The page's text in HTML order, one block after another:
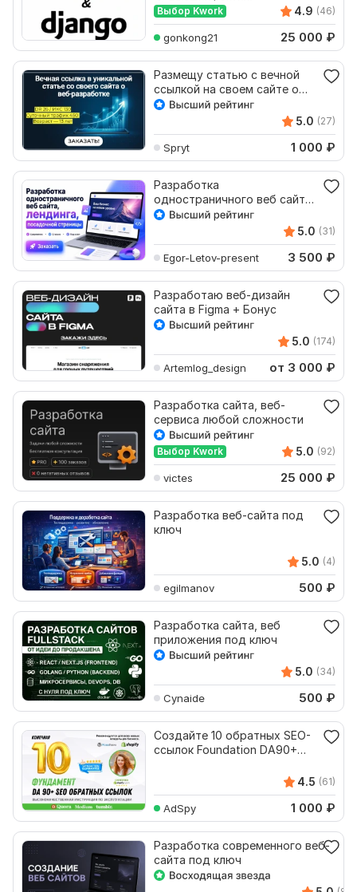
Выбор Kwork 4.9 (46)
gonkong21 25 000 ₽
Размещу статью с вечной
ссылкой на своем сайте о
веб-разработке - DR26
5.0 (27)
Spryt 1 000 ₽
Разработка
одностраничного веб сайта,
лендинга, посадочной
5.0 (31)
Egor-Letov-present 3 500 ₽
Разработаю веб-дизайн
сайта в Figma + Бонус
5.0 (174)
Artemlog_design от 3 000 ₽
Разработка сайта, веб-
сервиса любой сложности
Выбор Kwork 5.0 (92)
victes 25 000 ₽
Разработка веб-сайта под
ключ
5.0 (4)
egilmanov 500 ₽
Разработка сайта, веб
приложения под ключ
5.0 (34)
Cynaide 500 ₽
Создайте 10 обратных SEO-
ссылок Foundation DA90+
4.5 (61)
AdSpy 1 000 ₽
Разработка современного веб-
сайта под ключ